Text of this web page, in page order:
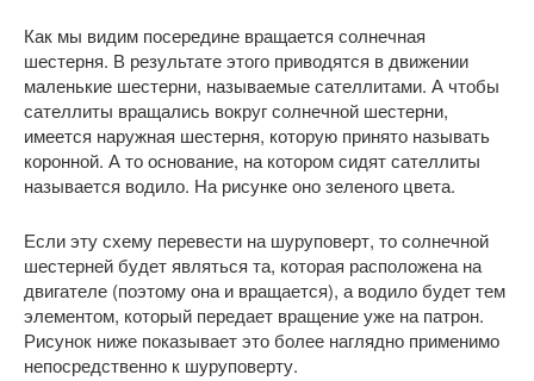
Как мы видим посередине вращается солнечная
шестерня. В результате этого приводятся в движении
маленькие шестерни, называемые сателлитами. А чтобы
сателлиты вращались вокруг солнечной шестерни,
имеется наружная шестерня, которую принято называть
коронной. А то основание, на котором сидят сателлиты
называется водило. На рисунке оно зеленого цвета.
Если эту схему перевести на шуруповерт, то солнечной
шестерней будет являться та, которая расположена на
двигателе (поэтому она и вращается), а водило будет тем
элементом, который передает вращение уже на патрон.
Рисунок ниже показывает это более наглядно применимо
непосредственно к шуруповерту.